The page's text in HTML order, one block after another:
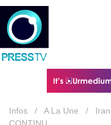
Infos / A La Une / Iran